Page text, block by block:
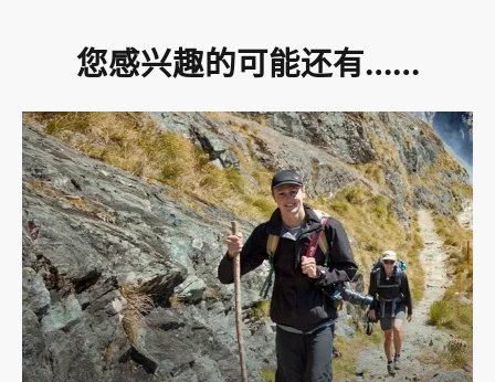
您感兴趣的可能还有……